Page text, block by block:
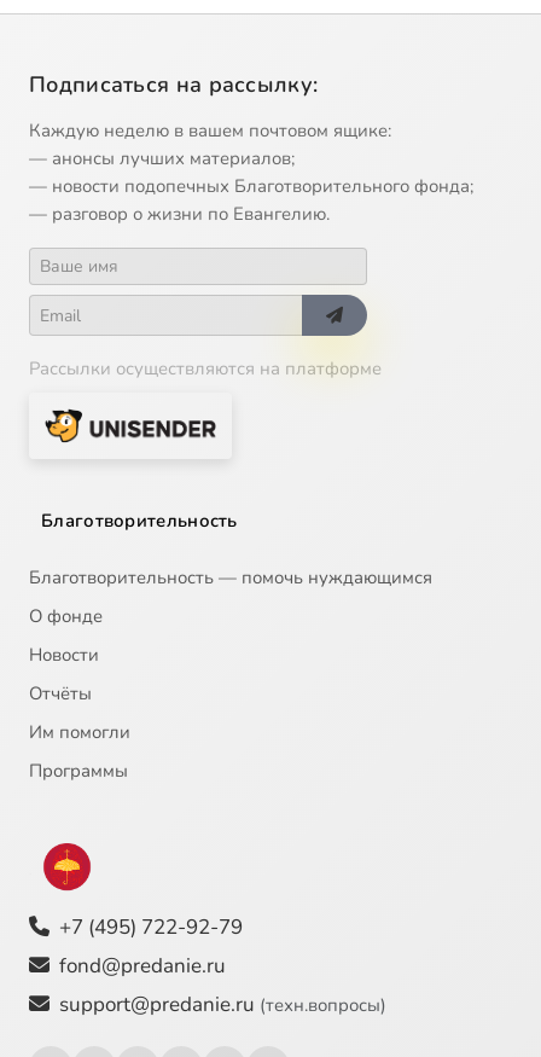
Подписаться на рассылку:
Каждую неделю в вашем почтовом ящике:
— анонсы лучших материалов;
— новости подопечных Благотворительного фонда;
— разговор о жизни по Евангелию.
Рассылки осуществляются на платформе
Благотворительность
Благотворительность — помочь нуждающимся
О фонде
Новости
Отчёты
Им помогли
Программы
+7 (495) 722-92-79
fond@predanie.ru
support@predanie.ru (техн.вопросы)